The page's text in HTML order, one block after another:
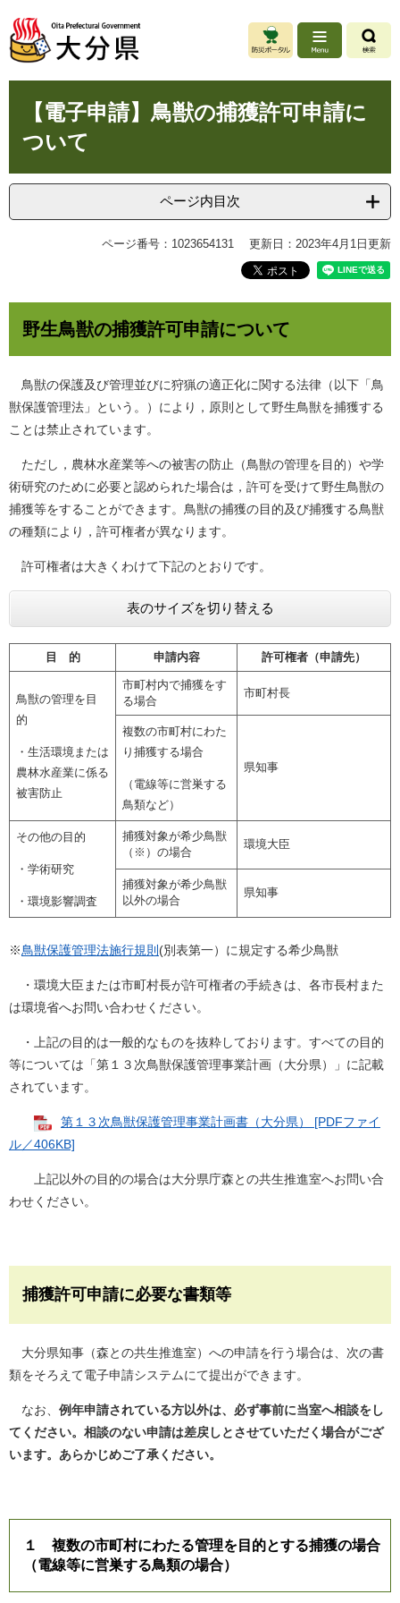
ジ
先
ュ
を
本
へ
【電子申請】鳥獣の捕獲許可申請に
ついて
ページ内目次
ページ番号：1023654131 更新日：2023年4月1日更新
野生鳥獣の捕獲許可申請について
鳥獣の保護及び管理並びに狩猟の適正化に関する法律（以下「鳥
獣保護管理法」という。）により，原則として野生鳥獣を捕獲する
ことは禁止されています。
ただし，農林水産業等への被害の防止（鳥獣の管理を目的）や学
術研究のために必要と認められた場合は，許可を受けて野生鳥獣の
捕獲等をすることができます。鳥獣の捕獲の目的及び捕獲する鳥獣
の種類により，許可権者が異なります。
許可権者は大きくわけて下記のとおりです。
表のサイズを切り替える
目 的 申請内容 許可権者（申請先）
鳥獣の管理を目
的
・生活環境または
農林水産業に係る
被害防止
市町村内で捕獲をす
る場合
市町村長
複数の市町村にわた
り捕獲する場合
（電線等に営巣する
鳥類など）
県知事
その他の目的
・学術研究
・環境影響調査
捕獲対象が希少鳥獣
（※）の場合
環境大臣
捕獲対象が希少鳥獣
以外の場合
県知事
※鳥獣保護管理法施行規則 (別表第一）に規定する希少鳥獣
・環境大臣または市町村長が許可権者の手続きは、各市長村また
は環境省へお問い合わせください。
・上記の目的は一般的なものを抜粋しております。すべての目的
等については「第１３次鳥獣保護管理事業計画（大分県）」に記載
されています。
第１３次鳥獣保護管理事業計画書（大分県） [PDFファイ
ル／406KB]
上記以外の目的の場合は大分県庁森との共生推進室へお問い合
わせください。
捕獲許可申請に必要な書類等
大分県知事（森との共生推進室）への申請を行う場合は、次の書
類をそろえて電子申請システムにて提出ができます。
なお、 例年申請されている方以外は、必ず事前に当室へ相談をし
てください。相談のない申請は差戻しとさせていただく場合がござ
います。あらかじめご了承ください。
１ 複数の市町村にわたる管理を目的とする捕獲の場合
（電線等に営巣する鳥類の場合）